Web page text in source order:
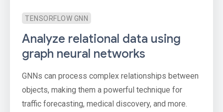
TENSORFLOW GNN
Analyze relational data using
graph neural networks
GNNs can process complex relationships between
objects, making them a powerful technique for
traffic forecasting, medical discovery, and more.